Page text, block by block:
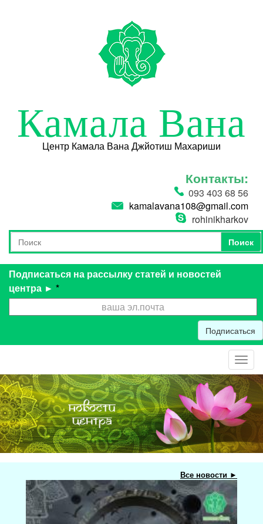
Камала Вана
Центр Камала Вана Джйотиш Махариши
Контакты:
093 403 68 56
kamalavana108@gmail.com
rohinikharkov
Форма поиска
Поиск
Поиск
Подписаться на рассылку статей и новостей
центра ► *
Подписаться
Все новости ►